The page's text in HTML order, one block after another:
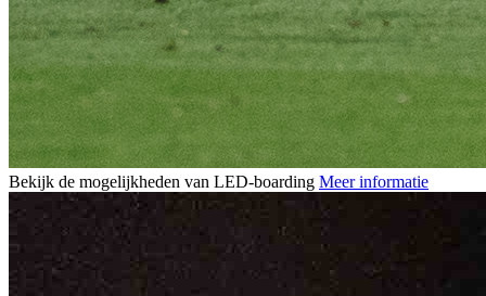
Bekijk de mogelijkheden van LED-boarding Meer informatie